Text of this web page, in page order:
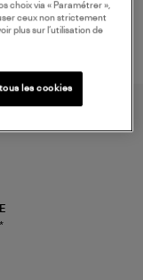
choix via « Paramétrer »,
ceux non strictement
plus sur l’utilisation de
les cookies